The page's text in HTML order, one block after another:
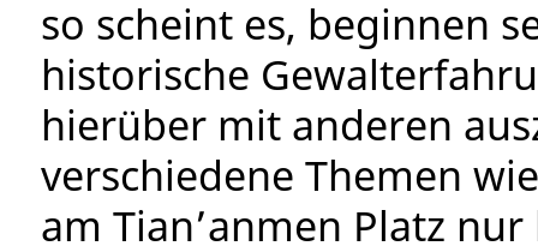
so scheint es, beginnen
historische
hierüber mit anderen
verschiedene Themen
am Tian’anmen Platz